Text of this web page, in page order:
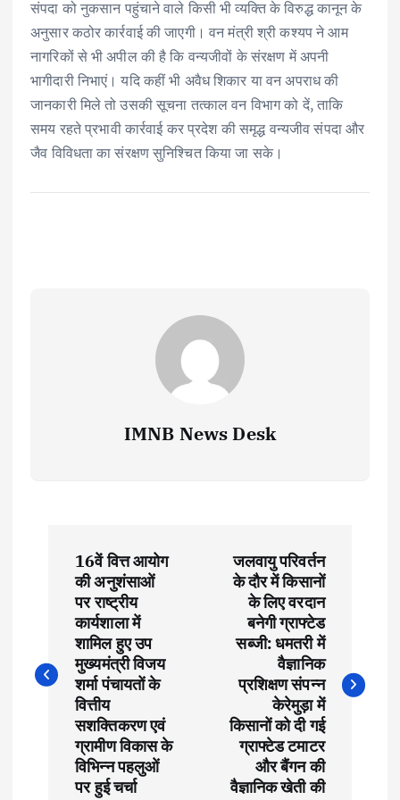
संपदा को नुकसान पहुंचाने वाले किसी भी व्यक्ति के विरुद्ध कानून के
अनुसार कठोर कार्रवाई की जाएगी। वन मंत्री श्री कश्यप ने आम
नागरिकों से भी अपील की है कि वन्यजीवों के संरक्षण में अपनी
भागीदारी निभाएं। यदि कहीं भी अवैध शिकार या वन अपराध की
जानकारी मिले तो उसकी सूचना तत्काल वन विभाग को दें, ताकि
समय रहते प्रभावी कार्रवाई कर प्रदेश की समृद्ध वन्यजीव संपदा और
जैव विविधता का संरक्षण सुनिश्चित किया जा सके।
IMNB News Desk
t
16वें वित्त आयोग
की अनुशंसाओं
पर राष्ट्रीय
कार्यशाला में
शामिल हुए उप
मुख्यमंत्री विजय
शर्मा पंचायतों के
वित्तीय
सशक्तिकरण एवं
ग्रामीण विकास के
विभिन्न पहलुओं
पर हुई चर्चा
जलवायु परिवर्तन
के दौर में किसानों
के लिए वरदान
बनेगी ग्राफ्टेड
सब्जी: धमतरी में
वैज्ञानिक
प्रशिक्षण संपन्न
केरेमुड़ा में
किसानों को दी गई
ग्राफ्टेड टमाटर
और बैंगन की
वैज्ञानिक खेती की